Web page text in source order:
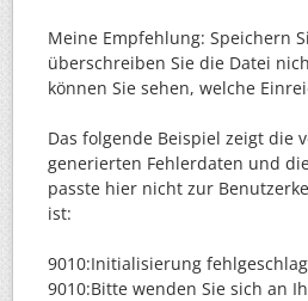
Meine Empfehlung: Speichern
überschreiben Sie die Datei
können Sie sehen, welche
Das folgende Beispiel zeigt die
generierten Fehlerdaten und
passte hier nicht zur
ist:
9010:Initialisierung
9010:Bitte wenden Sie sich an